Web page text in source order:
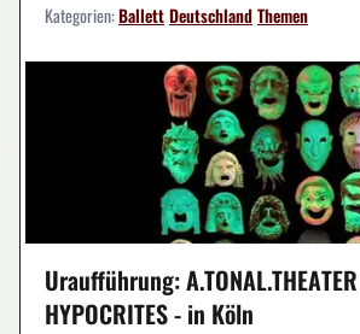
Kategorien:BallettDeutschlandThemen
Uraufführung:
HYPOCRITES - in Köln